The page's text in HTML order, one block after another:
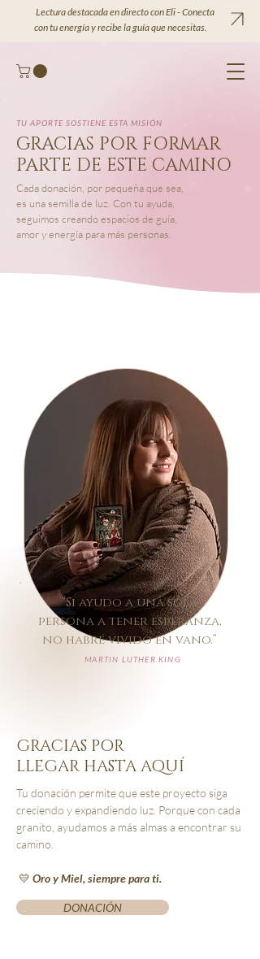
Lectura destacada en directo con Eli - Conecta
con tu energía y recibe la guía que necesitas.
TU APORTE SOSTIENE ESTA MISIÓN
GRACIAS POR FORMAR
PARTE DE ESTE CAMINO
Cada donación, por pequeña que sea,
es una semilla de luz. Con tu ayuda,
seguimos creando espacios de guía,
amor y energía para más personas.
“Si ayudo a una sola
persona a tener esperanza,
no habré vivido en vano.”
MARTIN LUTHER KING
GRACIAS POR
LLEGAR HASTA AQUÍ
Tu donación permite que este proyecto siga
creciendo y expandiendo luz. Porque con cada
granito, ayudamos a más almas a encontrar su
camino.
💛 Oro y Miel, siempre para ti.
DONACIÓN